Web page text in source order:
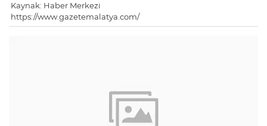
Kaynak: Haber Merkezi
https://www.gazetemalatya.com/